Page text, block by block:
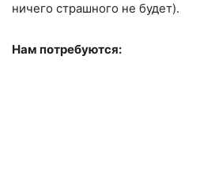
ничего страшного не будет).
Нам потребуются: